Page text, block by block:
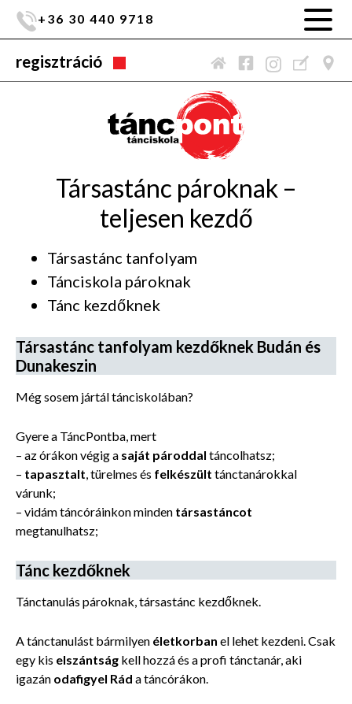
+36 30 440 9718
regisztráció
Társastánc pároknak –
teljesen kezdő
Társastánc tanfolyam
Tánciskola pároknak
Tánc kezdőknek
Társastánc tanfolyam kezdőknek Budán és
Dunakeszin
Még sosem jártál tánciskolában?
Gyere a TáncPontba, mert
– az órákon végig a saját pároddal táncolhatsz;
– tapasztalt, türelmes és felkészült tánctanárokkal
várunk;
– vidám táncóráinkon minden társastáncot
megtanulhatsz;
Tánc kezdőknek
Tánctanulás pároknak, társastánc kezdőknek.
A tánctanulást bármilyen életkorban el lehet kezdeni. Csak
egy kis elszántság kell hozzá és a profi tánctanár, aki
igazán odafigyel Rád a táncórákon.